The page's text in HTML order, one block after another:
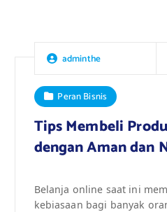
adminthe
Peran Bisnis
Tips Membeli
dengan Aman dan
Belanja online saat ini
kebiasaan bagi banyak